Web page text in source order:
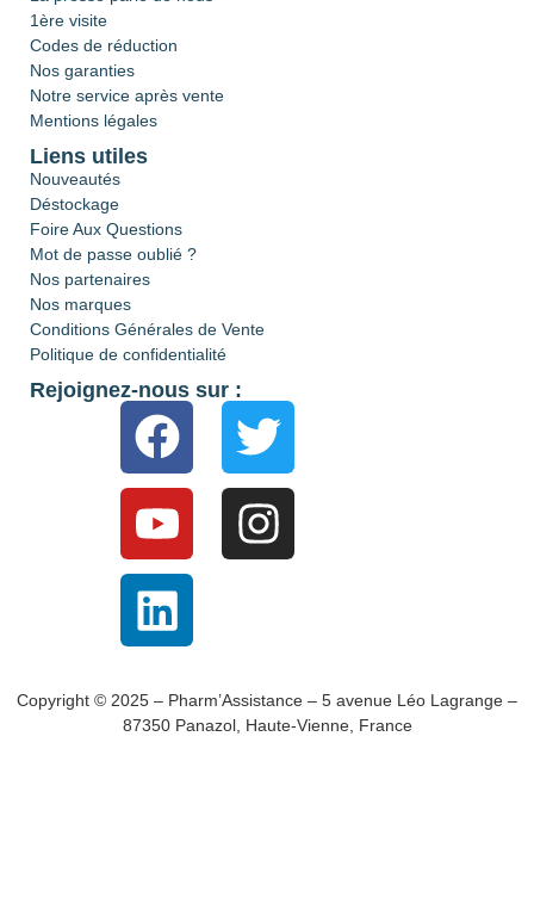
1ère visite
Codes de réduction
Nos garanties
Notre service après vente
Mentions légales
Liens utiles
Nouveautés
Déstockage
Foire Aux Questions
Mot de passe oublié ?
Nos partenaires
Nos marques
Conditions Générales de Vente
Politique de confidentialité
Rejoignez-nous sur :
Copyright © 2025 – Pharm’Assistance – 5 avenue Léo Lagrange –
87350 Panazol, Haute-Vienne, France